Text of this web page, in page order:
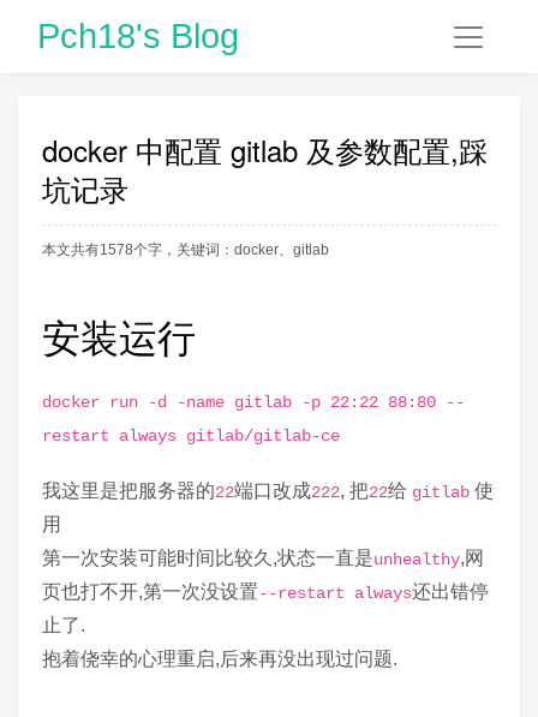
Pch18's Blog
docker 中配置 gitlab 及参数配置,踩
坑记录
本文共有1578个字，关键词： docker、 gitlab
安装运行
docker run -d -name gitlab -p 22:22 88:80 --
restart always gitlab/gitlab-ce
我这里是把服务器的22端口改成222, 把22给 gitlab 使
用
第一次安装可能时间比较久,状态一直是unhealthy,网
页也打不开,第一次没设置--restart always还出错停
止了.
抱着侥幸的心理重启,后来再没出现过问题.